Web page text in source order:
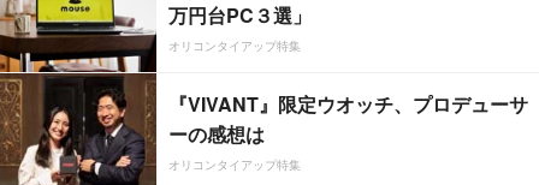
万円台PC３選」
オリコンタイアップ特集
『VIVANT』限定ウオッチ、プロデューサ
ーの感想は
オリコンタイアップ特集